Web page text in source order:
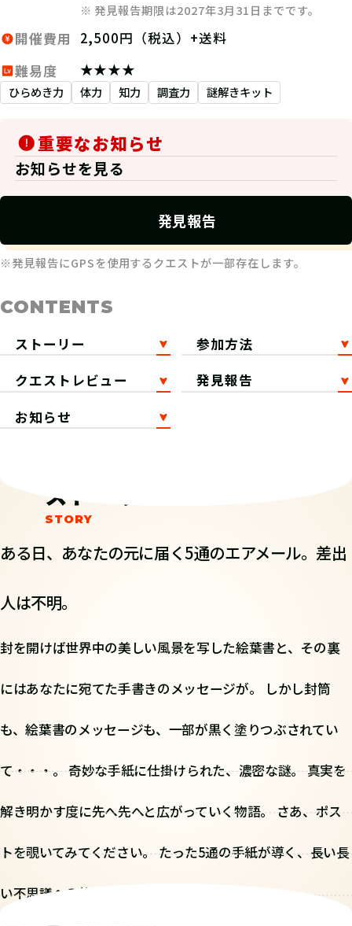
※ 発見報告期限は2027年3月31日までです。
開催費用
2,500円（税込）+送料
難易度
★★★★
ひらめき力 体力 知力 調査力 謎解きキット
重要なお知らせ
お知らせを見る
発見報告
※発見報告にGPSを使用するクエストが一部存在します。
CONTENTS
ストーリー
参加方法
クエストレビュー
発見報告
お知らせ
ストーリー
ある日、あなたの元に届く5通のエアメール。差出
人は不明。
封を開けば世界中の美しい風景を写した絵葉書と、その裏
にはあなたに宛てた手書きのメッセージが。 しかし封筒
も、絵葉書のメッセージも、一部が黒く塗りつぶされてい
て・・・。 奇妙な手紙に仕掛けられた、濃密な謎。 真実を
解き明かす度に先へ先へと広がっていく物語。 さあ、ポス
トを覗いてみてください。 たった5通の手紙が導く、長い長
い不思議への旅が始まります。